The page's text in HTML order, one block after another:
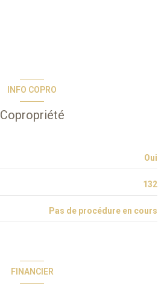
INFO COPRO
Copropriété
Oui
132
Pas de procédure en cours
FINANCIER